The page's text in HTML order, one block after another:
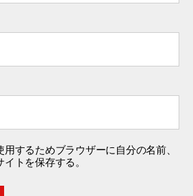
するためブラウザーに自分の名前、
トを保存する。